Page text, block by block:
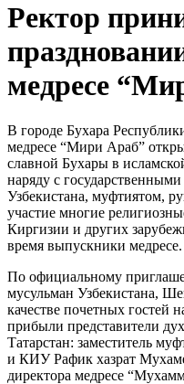
Ректор
медресе
В городе Бухара
медресе “Мири Араб”
славной Бухары в
наряду с
Узбекистана, муфтиятом,
участие многие
Киргизии и других
время выпускники медресе.
По официальному
мусульман Узбекистана,
качестве почетных гостей
прибыли представители
Татарстан: заместитель
и КИУ Рафик хазрат
директора медресе